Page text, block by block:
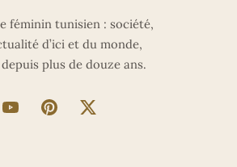
féminin tunisien : société,
d’ici et du monde,
plus de douze ans.
(nouvel onglet)
Instagram (nouvel onglet)
sur LinkedIn (nouvel onglet)
La Sultane sur YouTube (nouvel
La Sultane sur Pinterest
La Sultane sur X